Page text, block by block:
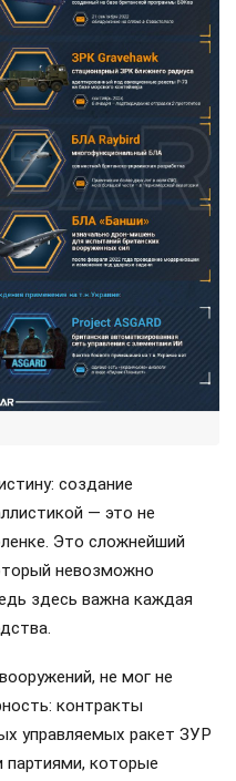
создание
— это не
Это сложнейший
невозможно
здесь важна каждая
не мог не
контракты
управляемых ракет ЗУР
которые